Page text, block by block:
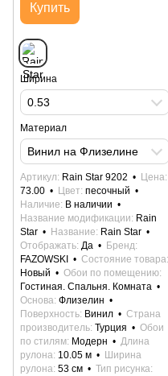
Купить
Ширина
0.53
Материал
Винил на Флизелине
Артикул Rain Star 9202
Цена
73.00
Цвет песочный
Наличие
В наличии
Название модификации
Rain
Star
Название
Rain Star
Отображать Да
Бренд
FAZOWSKI
Состояние товара
Новый
Обои по помещению
Гостиная. Спальня. Комната
Основа Флизелин
Поверхность Винил
Страна
производитель Турция
Обои
по стилям Модерн
Длина
рулона 10.05 м
Ширина
рулона 53 см
Тип рисунка